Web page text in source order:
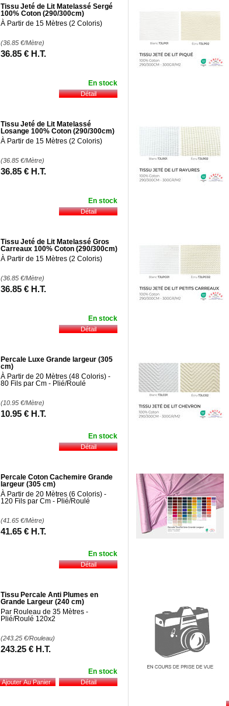
Tissu Jeté de Lit Matelassé Sergé
100% Coton (290/300cm)
À Partir de 15 Mètres (2 Coloris)
(36.85 €/Mètre)
36.85 € H.T.
En stock
Tissu Jeté de Lit Matelassé
Losange 100% Coton (290/300cm)
À Partir de 15 Mètres (2 Coloris)
(36.85 €/Mètre)
36.85 € H.T.
En stock
Tissu Jeté de Lit Matelassé Gros
Carreaux 100% Coton (290/300cm)
À Partir de 15 Mètres (2 Coloris)
(36.85 €/Mètre)
36.85 € H.T.
En stock
Percale Luxe Grande largeur (305
cm)
À Partir de 20 Mètres (48 Coloris) -
80 Fils par Cm - Plié/Roulé
(10.95 €/Mètre)
10.95 € H.T.
En stock
Percale Coton Cachemire Grande
largeur (305 cm)
À Partir de 20 Mètres (6 Coloris) -
120 Fils par Cm - Plié/Roulé
(41.65 €/Mètre)
41.65 € H.T.
En stock
Tissu Percale Anti Plumes en
Grande Largeur (240 cm)
Par Rouleau de 35 Mètres -
Plié/Roulé 120x2
(243.25 €/Rouleau)
243.25 € H.T.
En stock